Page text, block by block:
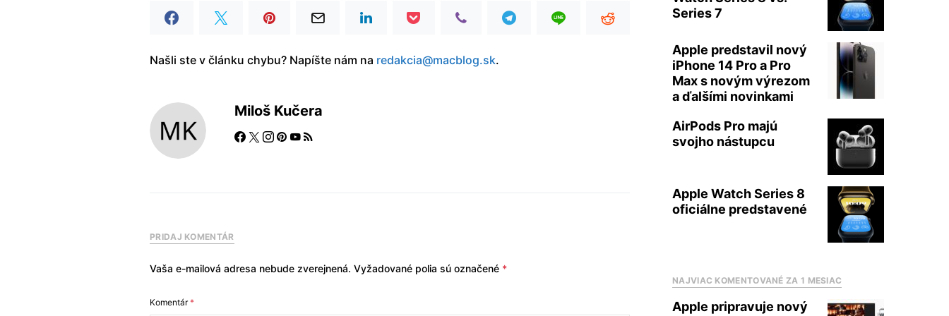
Našli ste v článku chybu? Napíšte nám na redakcia@macblog.sk.
Miloš Kučera
PRIDAJ KOMENTÁR
Vaša e-mailová adresa nebude zverejnená. Vyžadované polia sú označené *
Komentár*
Series 7
Apple predstavil nový
iPhone 14 Pro a Pro
Max s novým výrezom
a ďalšími novinkami
AirPods Pro majú
svojho nástupcu
Apple Watch Series 8
oficiálne predstavené
NAJVIAC KOMENTOVANÉ ZA 1 MESIAC
Apple pripravuje nový